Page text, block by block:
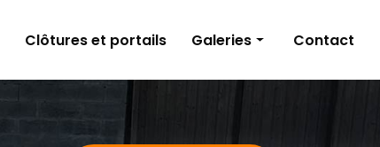
Clôtures et portails Galeries Contact